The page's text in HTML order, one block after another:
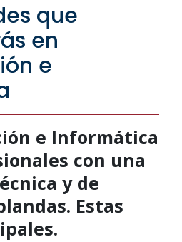
que
en
e
e Informática
con una
y de
Estas